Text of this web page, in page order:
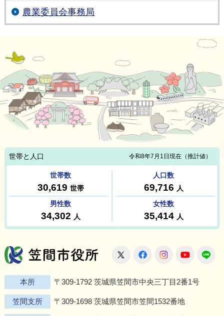
農業委員会事務局
笠間市役所
X FacebookInstagram
本所 〒309-1792 茨城県笠間市中央三丁目2番1号
笠間支所 〒309-1698 茨城県笠間市笠間1532番地